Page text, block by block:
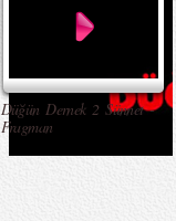
Düğün Dernek 2 Sünnet -
Fragman